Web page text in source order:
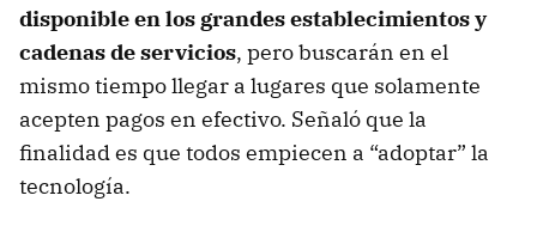
disponible en los grandes establecimientos y
cadenas de servicios, pero buscarán en el
mismo tiempo llegar a lugares que solamente
acepten pagos en efectivo. Señaló que la
finalidad es que todos empiecen a “adoptar” la
tecnología.